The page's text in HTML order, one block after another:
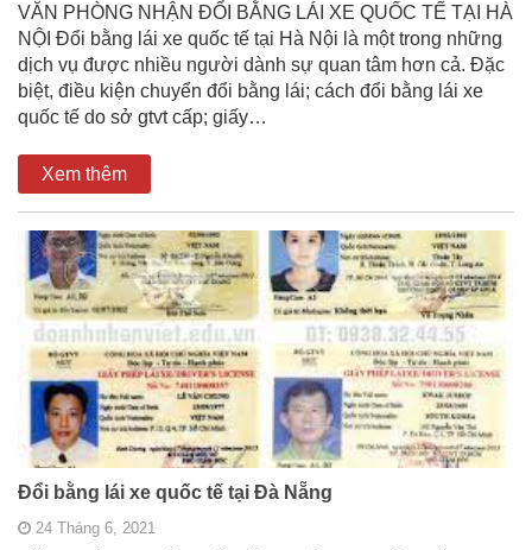
VĂN PHÒNG NHẬN ĐỔI BẰNG LÁI XE QUỐC TẾ TẠI HÀ
NỘI Đổi bằng lái xe quốc tế tại Hà Nội là một trong những
dịch vụ được nhiều người dành sự quan tâm hơn cả. Đặc
biệt, điều kiện chuyển đổi bằng lái; cách đổi bằng lái xe
quốc tế do sở gtvt cấp; giấy…
Xem thêm
Đổi bằng lái xe quốc tế tại Đà Nẵng
24 Tháng 6, 2021